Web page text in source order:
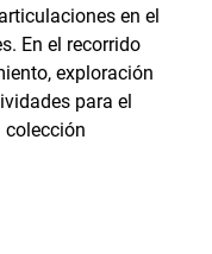
en el
En el recorrido
exploración
para el
colección